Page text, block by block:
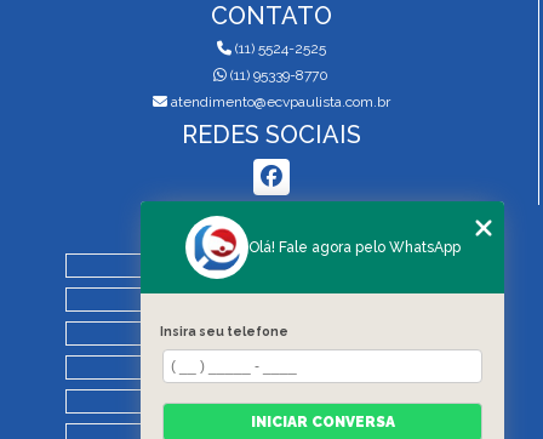
CONTATO
(11) 5524-2525
(11) 95339-8770
atendimento@ecvpaulista.com.br
REDES SOCIAIS
MENU
QUEM SOMOS
SERVIÇOS
BLOG
REGRAS DE VISTORIA
Olá! Fale agora pelo WhatsApp
Insira seu telefone
INICIAR CONVERSA